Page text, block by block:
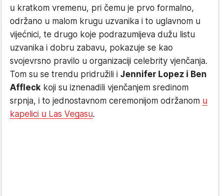
u kratkom vremenu, pri čemu je prvo formalno,
održano u malom krugu uzvanika i to uglavnom u
vijećnici, te drugo koje podrazumijeva dužu listu
uzvanika i dobru zabavu, pokazuje se kao
svojevrsno pravilo u organizaciji celebrity vjenčanja.
Tom su se trendu pridružili i Jennifer Lopez i Ben
Affleck koji su iznenadili vjenčanjem sredinom
srpnja, i to jednostavnom ceremonijom održanom u
kapelici u Las Vegasu.